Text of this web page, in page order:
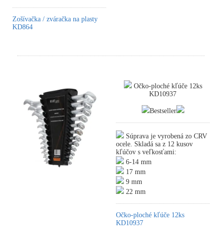
Zošívačka / zváračka na plasty
KD864
Očko-ploché kľúče 12ks
KD10937
Bestseller
Súprava je vyrobená zo CRV
ocele. Skladá sa z 12 kusov
kľúčov s veľkosťami:
6-14 mm
17 mm
9 mm
22 mm
Očko-ploché kľúče 12ks
KD10937